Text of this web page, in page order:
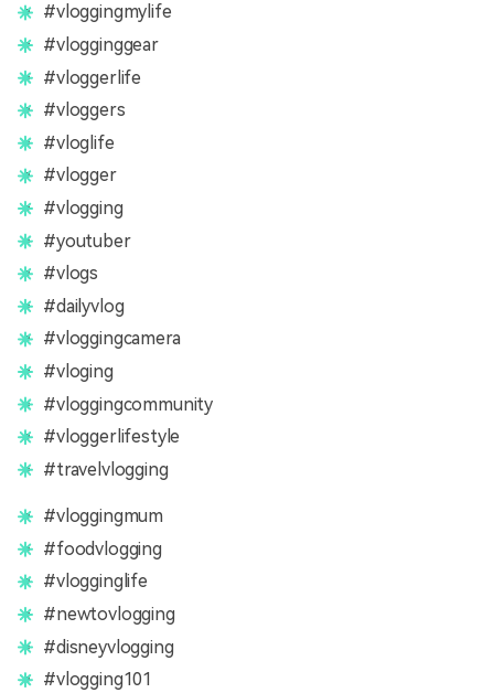
#vloggingmylife
#vlogginggear
#vloggerlife
#vloggers
#vloglife
#vlogger
#vlogging
#youtuber
#vlogs
#dailyvlog
#vloggingcamera
#vloging
#vloggingcommunity
#vloggerlifestyle
#travelvlogging
#vloggingmum
#foodvlogging
#vlogginglife
#newtovlogging
#disneyvlogging
#vlogging101